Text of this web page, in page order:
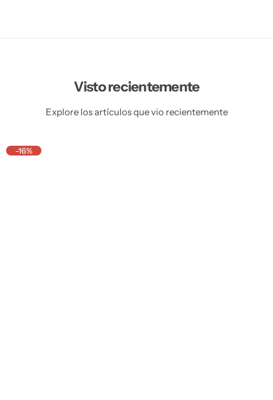
Visto recientemente
Explore los artículos que vio recientemente
-16%